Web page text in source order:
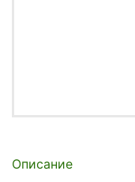
Описание